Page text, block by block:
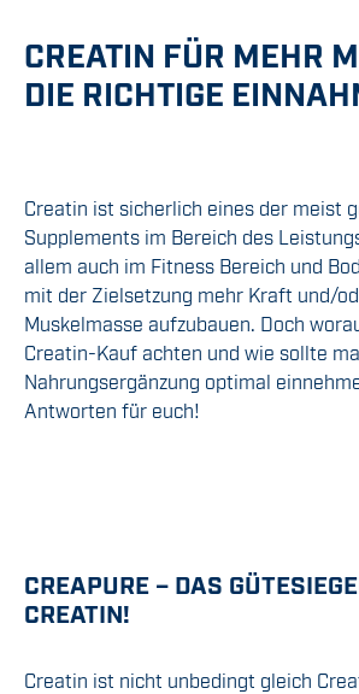
CREATIN FÜR MEHR
DIE RICHTIGE
Creatin ist sicherlich eines der meist
Supplements im Bereich des
allem auch im Fitness Bereich und
mit der Zielsetzung mehr Kraft und/
Muskelmasse aufzubauen. Doch
Creatin-Kauf achten und wie sollte
Nahrungsergänzung optimal
Antworten für euch!
CREAPURE – DAS
CREATIN!
Creatin ist nicht unbedingt gleich